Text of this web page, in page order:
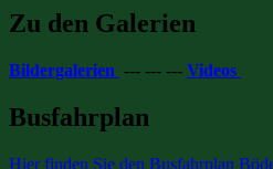
Zu den Galerien
Bildergalerien --- --- --- Videos
Busfahrplan
Hier finden Sie den Busfahrplan